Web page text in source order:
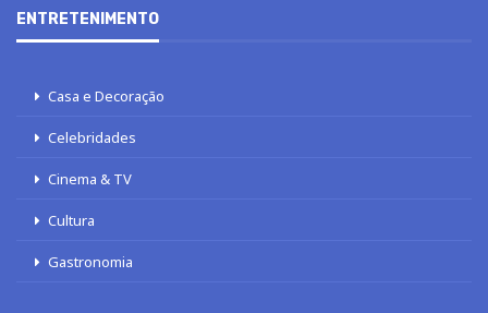
ENTRETENIMENTO
Casa e Decoração
Celebridades
Cinema & TV
Cultura
Gastronomia